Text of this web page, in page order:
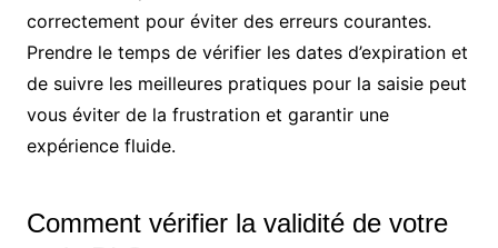
correctement pour éviter des erreurs courantes.
Prendre le temps de vérifier les dates d’expiration et
de suivre les meilleures pratiques pour la saisie peut
vous éviter de la frustration et garantir une
expérience fluide.
Comment vérifier la validité de votre